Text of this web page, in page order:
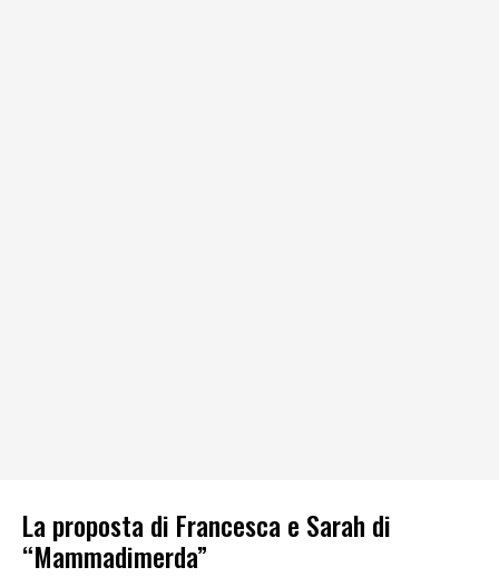
La proposta di Francesca e Sarah di
“Mammadimerda”